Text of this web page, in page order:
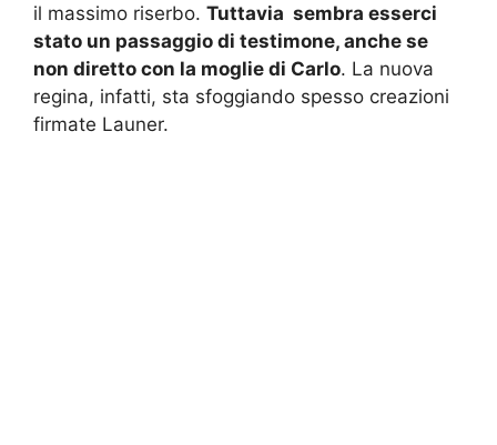
il massimo riserbo. Tuttavia sembra esserci
stato un passaggio di testimone, anche se
non diretto con la moglie di Carlo. La nuova
regina, infatti, sta sfoggiando spesso creazioni
firmate Launer.